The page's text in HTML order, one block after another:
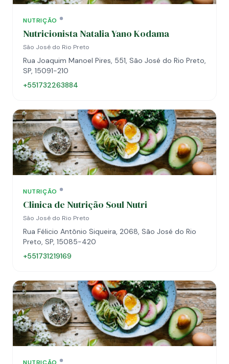
NUTRIÇÃO
Nutricionista Natalia Yano Kodama
São José do Rio Preto
Rua Joaquim Manoel Pires, 551, São José do Rio Preto,
SP, 15091-210
+551732263884
NUTRIÇÃO
Clinica de Nutrição Soul Nutri
São José do Rio Preto
Rua Félicio Antônio Siqueira, 2068, São José do Rio
Preto, SP, 15085-420
+551731219169